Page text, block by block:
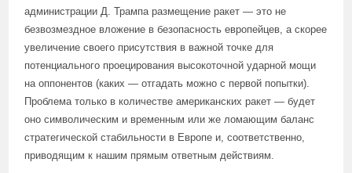
администрации Д. Трампа размещение ракет — это не
безвозмездное вложение в безопасность европейцев, а скорее
увеличение своего присутствия в важной точке для
потенциального проецирования высокоточной ударной мощи
на оппонентов (каких — отгадать можно с первой попытки).
Проблема только в количестве американских ракет — будет
оно символическим и временным или же ломающим баланс
стратегической стабильности в Европе и, соответственно,
приводящим к нашим прямым ответным действиям.